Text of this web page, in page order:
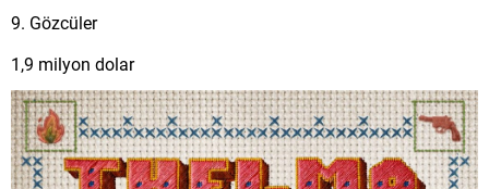
9. Gözcüler
1,9 milyon dolar